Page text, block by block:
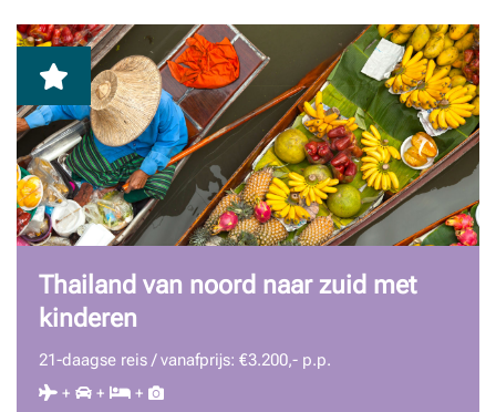
Thailand van noord naar zuid met
kinderen
21-daagse reis / vanafprijs: €3.200,- p.p.
+
+ +